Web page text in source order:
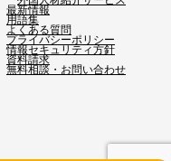
最新情報
用語集
よくある質問
プライバシーポリシー
情報セキュリティ方針
資料請求
無料相談・お問い合わせ